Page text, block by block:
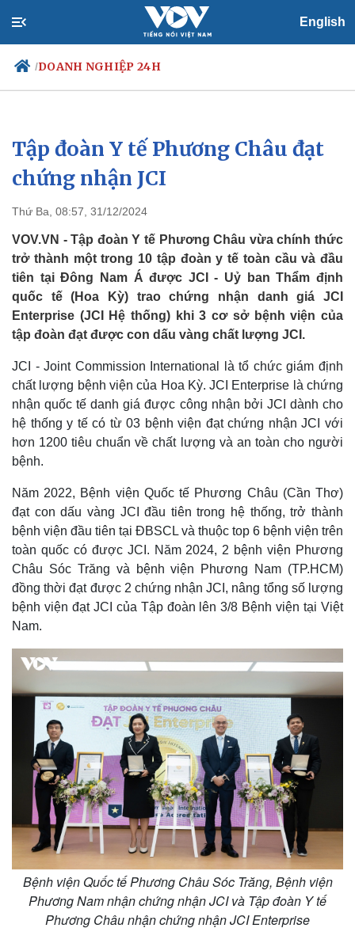
English
/DOANH NGHIỆP 24H
Chính trị
Đảng
Tổ chức nhân sự
Nhận diện sự thật
Xã hội
Việc làm
Biển đảo
Thế giới
Quan sát
Cuộc sống đó đây
Hồ sơ
Multimedia
Video
Ảnh
E-Magazine
Infographic
Tập đoàn Y tế Phương Châu đạt
chứng nhận JCI
Thứ Ba, 08:57, 31/12/2024
VOV.VN - Tập đoàn Y tế Phương Châu vừa chính thức
trở thành một trong 10 tập đoàn y tế toàn cầu và đầu
tiên tại Đông Nam Á được JCI - Uỷ ban Thẩm định
quốc tế (Hoa Kỳ) trao chứng nhận danh giá JCI
Enterprise (JCI Hệ thống) khi 3 cơ sở bệnh viện của
tập đoàn đạt được con dấu vàng chất lượng JCI.
JCI - Joint Commission International là tổ chức giám định
chất lượng bệnh viện của Hoa Kỳ. JCI Enterprise là chứng
nhận quốc tế danh giá được công nhận bởi JCI dành cho
hệ thống y tế có từ 03 bệnh viện đạt chứng nhận JCI với
hơn 1200 tiêu chuẩn về chất lượng và an toàn cho người
bệnh.
Năm 2022, Bệnh viện Quốc tế Phương Châu (Cần Thơ)
đạt con dấu vàng JCI đầu tiên trong hệ thống, trở thành
bệnh viện đầu tiên tại ĐBSCL và thuộc top 6 bệnh viện trên
toàn quốc có được JCI. Năm 2024, 2 bệnh viện Phương
Châu Sóc Trăng và bệnh viện Phương Nam (TP.HCM)
đồng thời đạt được 2 chứng nhận JCI, nâng tổng số lượng
bệnh viện đạt JCI của Tập đoàn lên 3/8 Bệnh viện tại Việt
Nam.
Bệnh viện Quốc tế Phương Châu Sóc Trăng, Bệnh viện
Phương Nam nhận chứng nhận JCI và Tập đoàn Y tế
Phương Châu nhận chứng nhận JCI Enterprise